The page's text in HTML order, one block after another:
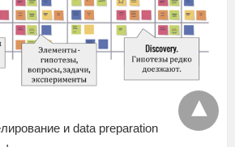
и data preparation